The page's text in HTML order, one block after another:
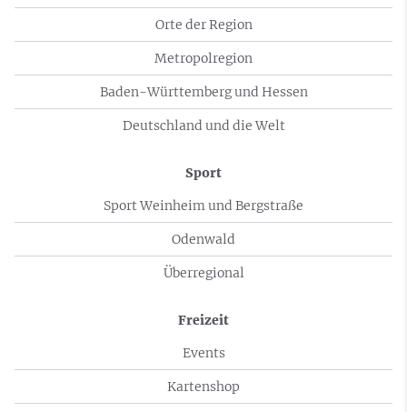
Orte der Region
Metropolregion
Baden-Württemberg und Hessen
Deutschland und die Welt
Sport
Sport Weinheim und Bergstraße
Odenwald
Überregional
Freizeit
Events
Kartenshop